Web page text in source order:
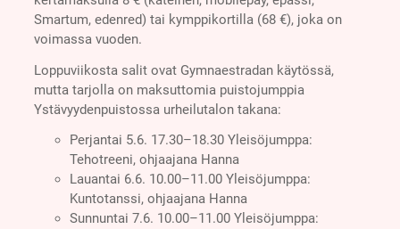
Smartum, edenred) tai kymppikortilla (68 €), joka on
voimassa vuoden.
Loppuviikosta salit ovat Gymnaestradan käytössä,
mutta tarjolla on maksuttomia puistojumppia
Ystävyydenpuistossa urheilutalon takana:
Perjantai 5.6. 17.30–18.30 Yleisöjumppa:
Tehotreeni, ohjaajana Hanna
Lauantai 6.6. 10.00–11.00 Yleisöjumppa:
Kuntotanssi, ohjaajana Hanna
Sunnuntai 7.6. 10.00–11.00 Yleisöjumppa: